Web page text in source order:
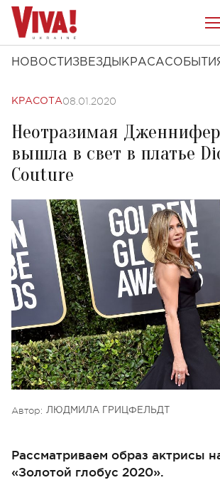
НОВОСТИ ЗВЕЗДЫ КРАСА
КРАСОТА08.01.2020
Неотразимая
вышла в свет в платье
Couture
Автор: ЛЮДМИЛА ГРИЦФЕЛЬДТ
Рассматриваем образ актрисы
«Золотой глобус 2020».